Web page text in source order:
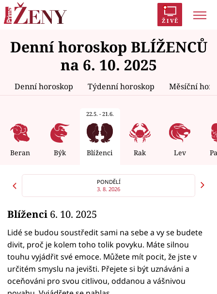
ŽIVĚ
Trendy: Polabí Inspekce Prostřeno!
AYTO?
Zrádci Proměny
Témata
Celebrity
Seriály
Horoskopy
Sledujte prima+
Filmový festival Karlovy Vary
Pořady
Denní horoskop BLÍŽENCŮ
na 6. 10. 2025
Denní horoskop Týdenní horoskop Měsíční
Beran Býk
22.5. - 21.6.
Blíženci Rak Lev
PONDĚLÍ
3. 8. 2026
Blíženci 6. 10. 2025
Lidé se budou soustředit sami na sebe a vy se budete
divit, proč je kolem toho tolik povyku. Máte silnou
touhu vyjádřit své emoce. Můžete mít pocit, že jste v
určitém smyslu na jevišti. Přejete si být uznáváni a
oceňováni pro svou citlivou, oddanou a vášnivou